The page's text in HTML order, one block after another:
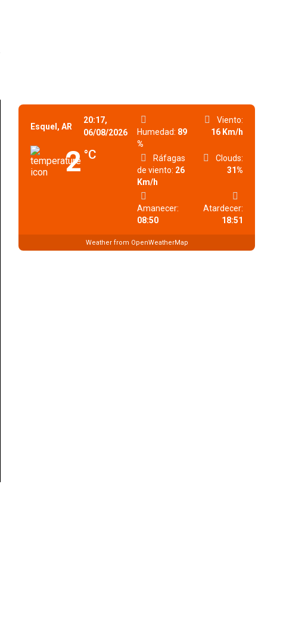
Esquel, AR
20:17,
06/08/2026
2 °C
Humedad: 89
%
Viento:
16 Km/h
Ráfagas
de viento: 26
Km/h
Clouds:
31%
Amanecer:
08:50
Atardecer:
18:51
Weather from OpenWeatherMap